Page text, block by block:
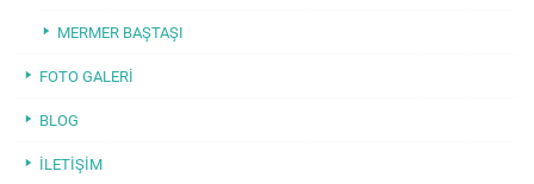
MERMER BAŞTAŞI
FOTO GALERI
BLOG
İLETIŞIM